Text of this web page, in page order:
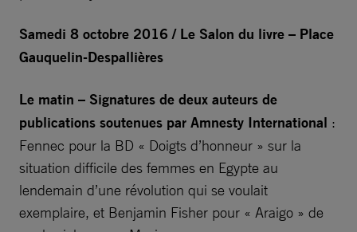
Samedi 8 octobre 2016 / Le Salon du livre – Place
Gauquelin-Despallières
Le matin – Signatures de deux auteurs de
publications soutenues par Amnesty International :
Fennec pour la BD « Doigts d’honneur » sur la
situation difficile des femmes en Egypte au
lendemain d’une révolution qui se voulait
exemplaire, et Benjamin Fisher pour « Araigo » de